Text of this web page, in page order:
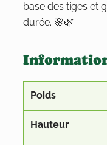
base des tiges et
durée. 🌸🌿
Poids
Hauteur